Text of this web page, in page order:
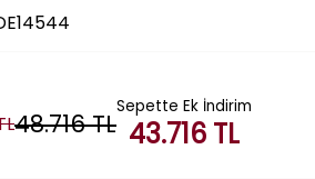
48.716TL
Sepette Ek İndirim
43.716 TL